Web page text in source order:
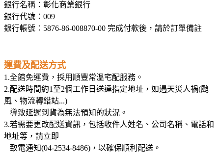
銀行名稱：彰化商業銀行
銀行代號：009
銀行帳號：5876-86-008870-00 完成付款後，請於訂單備註
運費及配送方式
1.全館免運費，採用順豐常溫宅配服務。
2.配送時間約1至2個工作日送達指定地址，如遇天災人禍(颱
風、物流轉錯站...)
導致延遲到貨為無法預知的狀況。
3.若需要更改配送資訊，包括收件人姓名、公司名稱、電話和
地址等，請立即
致電通知(04-2534-8486)，以確保順利配送。